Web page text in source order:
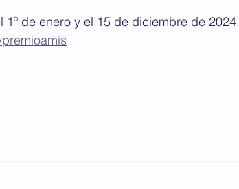
de enero y el 15 de diciembre de 2024.